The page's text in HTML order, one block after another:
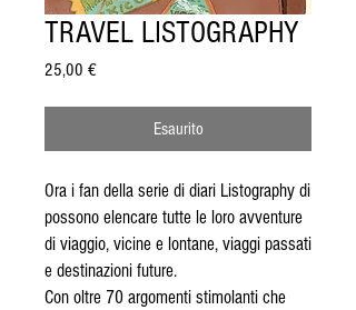
TRAVEL LISTOGRAPHY
25,00 €Prezzo
Esaurito
Ora i fan della serie di diari Listography di
possono elencare tutte le loro avventure
di viaggio, vicine e lontane, viaggi passati
e destinazioni future.
Con oltre 70 argomenti stimolanti che